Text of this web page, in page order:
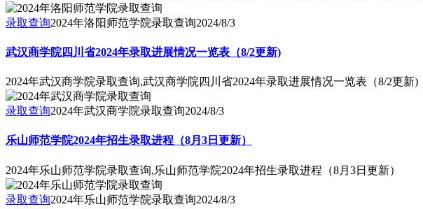
录取查询2024年洛阳师范学院录取查询2024/8/3
武汉商学院四川省2024年录取进展情况一览表（8/2更新)
2024年武汉商学院录取查询,武汉商学院四川省2024年录取进展情况一览表（8/2更新)
录取查询2024年武汉商学院录取查询2024/8/3
乐山师范学院2024年招生录取进程（8月3日更新）
2024年乐山师范学院录取查询,乐山师范学院2024年招生录取进程（8月3日更新）
录取查询2024年乐山师范学院录取查询2024/8/3